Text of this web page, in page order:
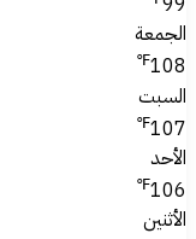
الجمعة
108
℉
السبت
107
℉
الأحد
106
℉
الأثنين